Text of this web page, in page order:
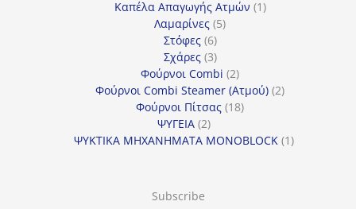
προϊόντα
Καπέλα Απαγωγής Ατμών 11
Λαμαρίνες 55
Στόφες 66
προϊόντα
Σχάρες 33
προϊόντα
Φούρνοι Combi 22
προϊόντα
Φούρνοι Combi Steamer (Ατμού) 22
Φούρνοι Πίτσας 1818
ΨΥΓΕΙΑ 22
προϊόντα
ΨΥΚΤΙΚΑ ΜΗΧΑΝΗΜΑΤΑ MONOBLOCK 11
Subscribe